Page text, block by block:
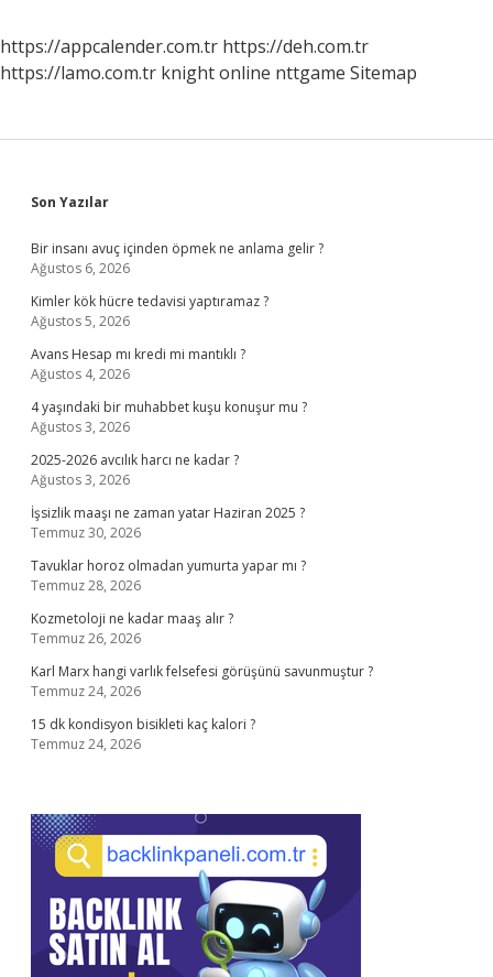
https://appcalender.com.tr https://deh.com.tr
https://lamo.com.tr knight online nttgame Sitemap
Sidebar
Son Yazılar
Bir insanı avuç içinden öpmek ne anlama gelir ?
Ağustos 6, 2026
Kimler kök hücre tedavisi yaptıramaz ?
Ağustos 5, 2026
Avans Hesap mı kredi mi mantıklı ?
Ağustos 4, 2026
4 yaşındaki bir muhabbet kuşu konuşur mu ?
Ağustos 3, 2026
2025-2026 avcılık harcı ne kadar ?
Ağustos 3, 2026
İşsizlik maaşı ne zaman yatar Haziran 2025 ?
Temmuz 30, 2026
Tavuklar horoz olmadan yumurta yapar mı ?
Temmuz 28, 2026
Kozmetoloji ne kadar maaş alır ?
Temmuz 26, 2026
Karl Marx hangi varlık felsefesi görüşünü savunmuştur ?
Temmuz 24, 2026
15 dk kondisyon bisikleti kaç kalori ?
Temmuz 24, 2026